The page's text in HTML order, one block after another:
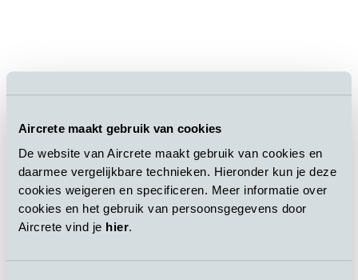
Aircrete maakt gebruik van cookies
De website van Aircrete maakt gebruik van cookies en
daarmee vergelijkbare technieken. Hieronder kun je deze
cookies weigeren en specificeren. Meer informatie over
cookies en het gebruik van persoonsgegevens door
Aircrete vind je hier.